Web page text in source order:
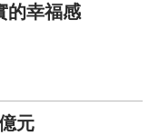
的幸福感
元